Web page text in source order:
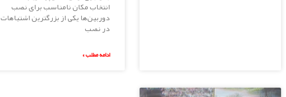
انتخاب مکان نامناسب برای نصب
دوربین‌ها یکی از بزرگترین اشتباهات
در نصب
ادامه مطلب »